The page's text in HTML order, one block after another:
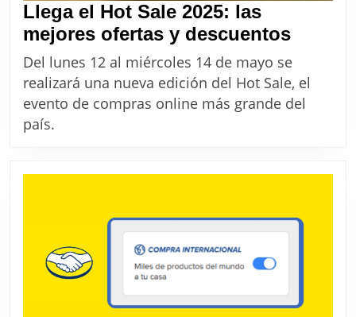
Llega el Hot Sale 2025: las
mejores ofertas y descuentosLlega
el
Hot
Sale
Del lunes 12 al miércoles 14 de mayo se
realizará una nueva edición del Hot Sale, el
evento de compras online más grande del
país.